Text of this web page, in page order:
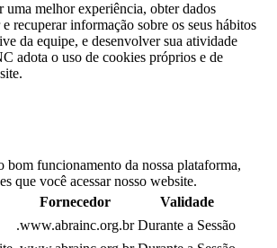
uma melhor experiência, obter dados
recuperar informação sobre os seus hábitos
da equipe, e desenvolver sua atividade
adota o uso de cookies próprios e de
.
bom funcionamento da nossa plataforma,
que você acessar nosso website.
Fornecedor
Validade
.www.abrainc.org.br Durante a Sessão